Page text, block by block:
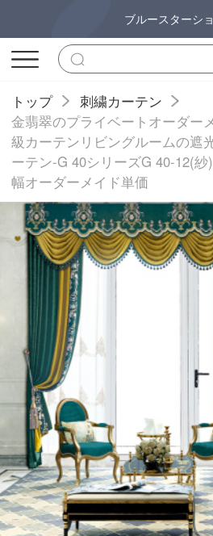
ブルースターシ
トップ
刺繍カーテン
金翡翠のプライベートオーダー
級カーテンリビングルームの遮
ーテン-G 40シリーズG 40-12(
幅オーダーメイド単価